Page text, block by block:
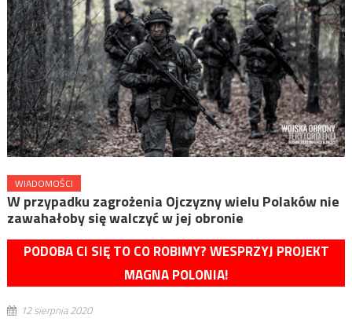
WIADOMOŚCI
W przypadku zagrożenia Ojczyzny wielu Polaków nie
zawahałoby się walczyć w jej obronie
PODOBA CI SIĘ TO CO ROBIMY? WESPRZYJ PROJEKT
MAGNA POLONIA!
12 sierpnia 2020